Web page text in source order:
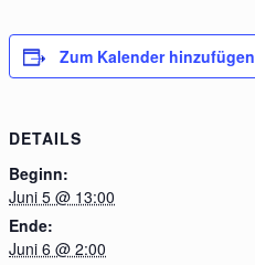
Zum Kalender hinzufügen
DETAILS
Beginn:
Juni 5 @ 13:00
Ende:
Juni 6 @ 2:00